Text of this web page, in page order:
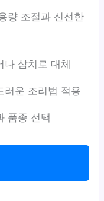
량 조절과 신선한
나 삼치로 대체
러운 조리법 적용
품종 선택